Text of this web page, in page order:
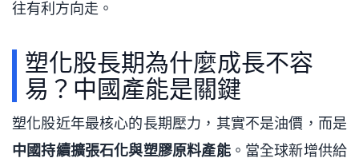
往有利方向走。
塑化股長期為什麼成長不容
易？中國產能是關鍵
塑化股近年最核心的長期壓力，其實不是油價，而是
中國持續擴張石化與塑膠原料產能。當全球新增供給